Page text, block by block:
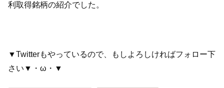
利取得銘柄の紹介でした。
▼Twitterもやっているので、もしよろしければフォロー下
さい▼・ω・▼